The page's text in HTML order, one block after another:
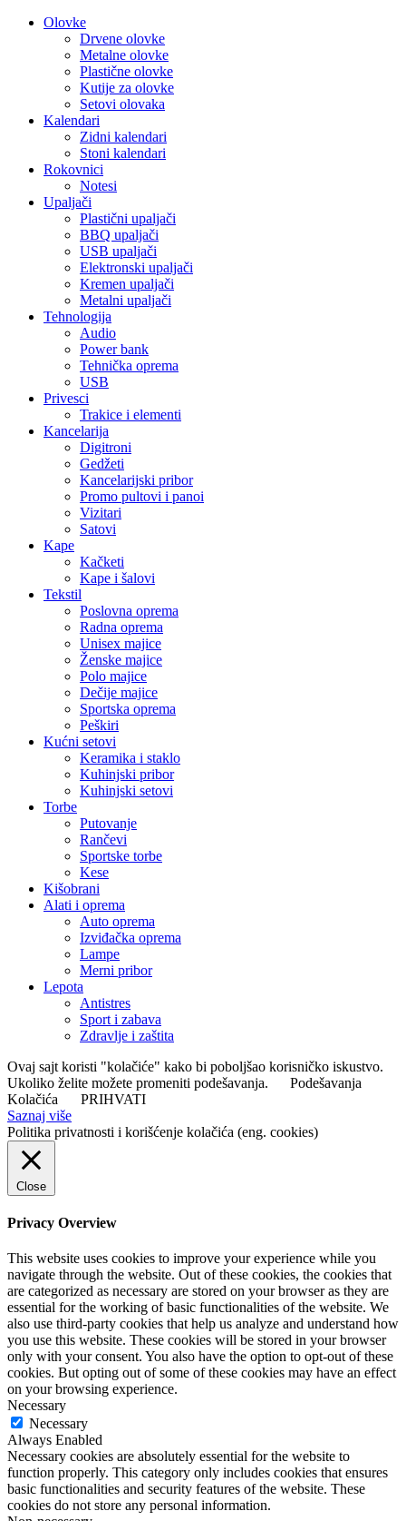
Olovke
Drvene olovke
Metalne olovke
Plastične olovke
Kutije za olovke
Setovi olovaka
Kalendari
Zidni kalendari
Stoni kalendari
Rokovnici
Notesi
Upaljači
Plastični upaljači
BBQ upaljači
USB upaljači
Elektronski upaljači
Kremen upaljači
Metalni upaljači
Tehnologija
Audio
Power bank
Tehnička oprema
USB
Privesci
Trakice i elementi
Kancelarija
Digitroni
Gedžeti
Kancelarijski pribor
Promo pultovi i panoi
Vizitari
Satovi
Kape
Kačketi
Kape i šalovi
Tekstil
Poslovna oprema
Radna oprema
Unisex majice
Ženske majice
Polo majice
Dečije majice
Sportska oprema
Peškiri
Kućni setovi
Keramika i staklo
Kuhinjski pribor
Kuhinjski setovi
Torbe
Putovanje
Rančevi
Sportske torbe
Kese
Kišobrani
Alati i oprema
Auto oprema
Izviđačka oprema
Lampe
Merni pribor
Lepota
Antistres
Sport i zabava
Zdravlje i zaštita
Ovaj sajt koristi "kolačiće" kako bi poboljšao korisničko iskustvo.
Ukoliko želite možete promeniti podešavanja.
Podešavanja
Kolačića
PRIHVATI
Saznaj više
Politika privatnosti i korišćenje kolačića (eng. cookies)
Close
Privacy Overview
This website uses cookies to improve your experience while you
navigate through the website. Out of these cookies, the cookies that
are categorized as necessary are stored on your browser as they are
essential for the working of basic functionalities of the website. We
also use third-party cookies that help us analyze and understand how
you use this website. These cookies will be stored in your browser
only with your consent. You also have the option to opt-out of these
cookies. But opting out of some of these cookies may have an effect
on your browsing experience.
Necessary
Necessary
Always Enabled
Necessary cookies are absolutely essential for the website to
function properly. This category only includes cookies that ensures
basic functionalities and security features of the website. These
cookies do not store any personal information.